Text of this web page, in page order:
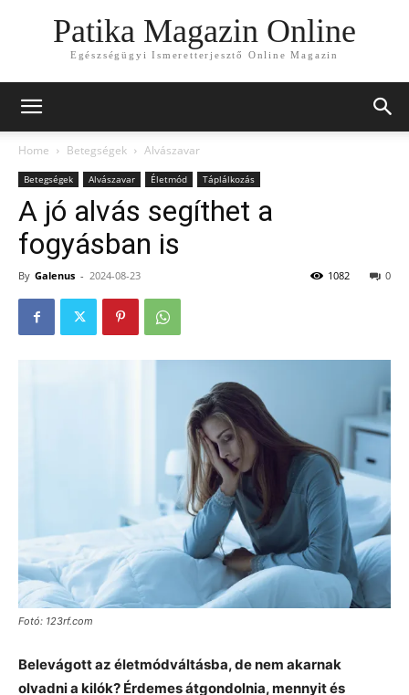
Patika Magazin Online
Egészségügyi Ismeretterjesztő Online Magazin
Home Betegségek Alvászavar
Betegségek Alvászavar Életmód Táplálkozás
A jó alvás segíthet a
fogyásban is
By Galenus - 2024-08-23 0
1082
Fotó: 123rf.com
Belevágott az életmódváltásba, de nem akarnak
olvadni a kilók? Érdemes átgondolnia, mennyit és